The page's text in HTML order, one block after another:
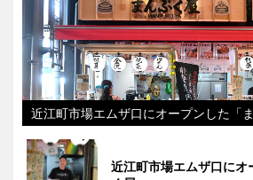
近江町市場エムザ口にオープンした「ま
近江町市場エムザ口にオ